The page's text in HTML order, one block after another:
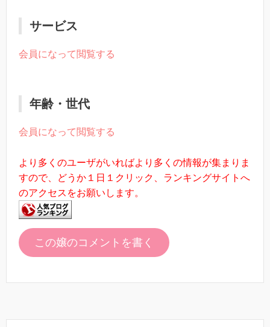
サービス
会員になって閲覧する
年齢・世代
会員になって閲覧する
より多くのユーザがいればより多くの情報が集まりま
すので、どうか１日１クリック、ランキングサイトへ
のアクセスをお願いします。
この嬢のコメントを書く